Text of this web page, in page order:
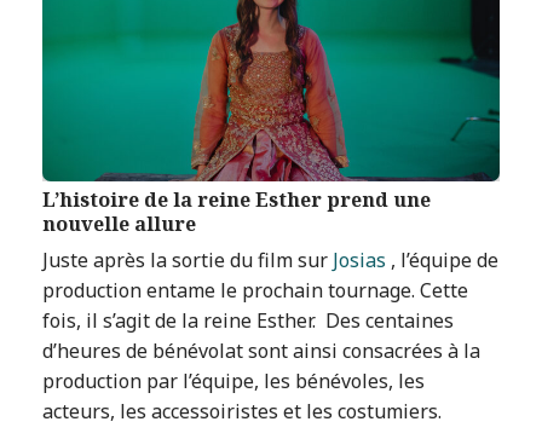
L’histoire de la reine Esther prend une
nouvelle allure
Juste après la sortie du film sur Josias , l’équipe de
production entame le prochain tournage. Cette
fois, il s’agit de la reine Esther. Des centaines
d’heures de bénévolat sont ainsi consacrées à la
production par l’équipe, les bénévoles, les
acteurs, les accessoiristes et les costumiers.